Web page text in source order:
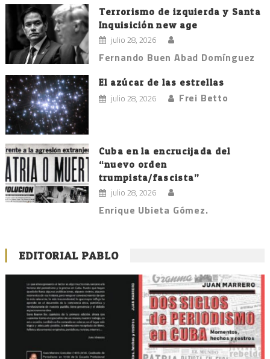
Terrorismo de izquierda y Santa
Inquisición new age
julio 28, 2026
Fernando Buen Abad Domínguez
El azúcar de las estrellas
julio 28, 2026 Frei Betto
Cuba en la encrucijada del
“nuevo orden
trumpista/fascista”
julio 28, 2026
Enrique Ubieta Gómez.
EDITORIAL PABLO